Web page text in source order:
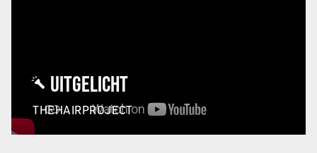
UITGELICHT
THEHAIRPROJECT